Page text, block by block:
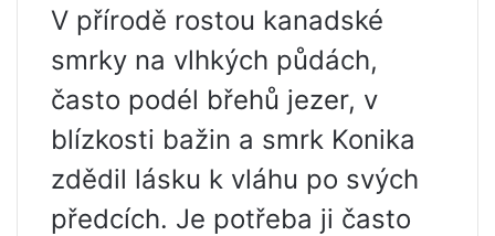
V přírodě rostou kanadské
smrky na vlhkých půdách,
často podél břehů jezer, v
blízkosti bažin a smrk Konika
zdědil lásku k vláhu po svých
předcích. Je potřeba ji často